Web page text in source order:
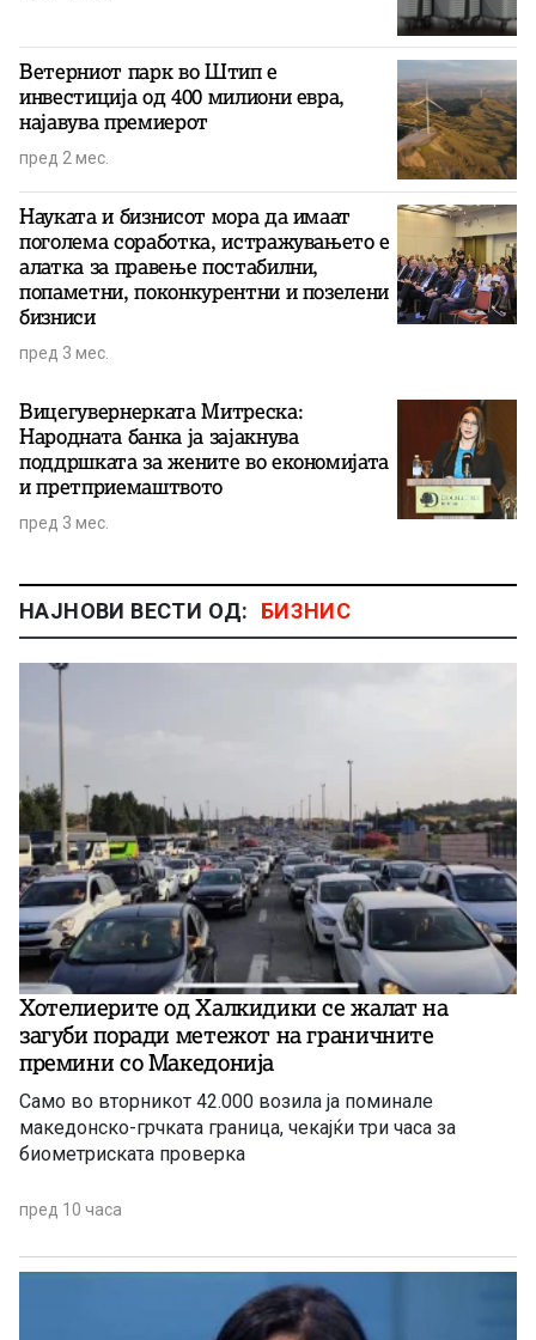
Ветерниот парк во Штип е
инвестиција од 400 милиони евра,
најавува премиерот
пред 2 мес.
Науката и бизнисот мора да имаат
поголема соработка, истражувањето е
алатка за правење постабилни,
попаметни, поконкурентни и позелени
бизниси
пред 3 мес.
Вицегувернерката Митреска:
Народната банка ја зајакнува
поддршката за жените во економијата
и претприемаштвото
пред 3 мес.
НАЈНОВИ ВЕСТИ ОД: БИЗНИС
Хотелиерите од Халкидики се жалат на
загуби поради метежот на граничните
премини со Македонија
Само во вторникот 42.000 возила ја поминале
македонско-грчката граница, чекајќи три часа за
биометриската проверка
пред 10 часа